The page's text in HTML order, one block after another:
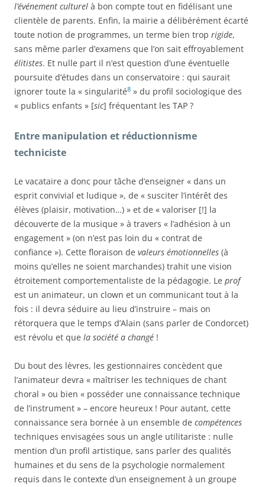
l’événement culturel à bon compte tout en fidélisant une
clientèle de parents. Enfin, la mairie a délibérément écarté
toute notion de programmes, un terme bien trop rigide,
sans même parler d’examens que l’on sait effroyablement
élitistes. Et nulle part il n’est question d’une éventuelle
poursuite d’études dans un conservatoire : qui saurait
ignorer toute la « singularité8 » du profil sociologique des
« publics enfants » [sic] fréquentant les TAP ?
Entre manipulation et réductionnisme
techniciste
Le vacataire a donc pour tâche d’enseigner « dans un
esprit convivial et ludique », de « susciter l’intérêt des
élèves (plaisir, motivation…) » et de « valoriser [!] la
découverte de la musique » à travers « l’adhésion à un
engagement » (on n’est pas loin du « contrat de
confiance »). Cette floraison de valeurs émotionnelles (à
moins qu’elles ne soient marchandes) trahit une vision
étroitement comportementaliste de la pédagogie. Le prof
est un animateur, un clown et un communicant tout à la
fois : il devra séduire au lieu d’instruire – mais on
rétorquera que le temps d’Alain (sans parler de Condorcet)
est révolu et que la société a changé !
Du bout des lèvres, les gestionnaires concèdent que
l’animateur devra « maîtriser les techniques de chant
choral » ou bien « posséder une connaissance technique
de l’instrument » – encore heureux ! Pour autant, cette
connaissance sera bornée à un ensemble de compétences
techniques envisagées sous un angle utilitariste : nulle
mention d’un profil artistique, sans parler des qualités
humaines et du sens de la psychologie normalement
requis dans le contexte d’un enseignement à un groupe